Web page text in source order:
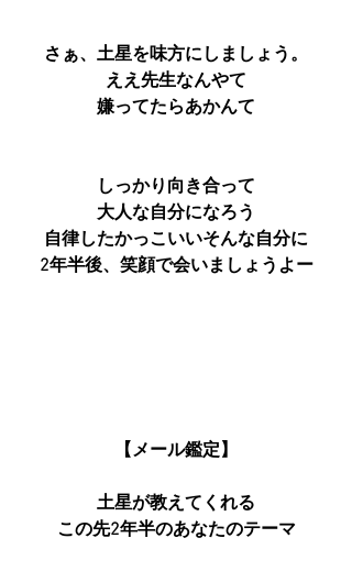
さぁ、土星を味方にしましょう。
ええ先生なんやて
嫌ってたらあかんて
しっかり向き合って
大人な自分になろう
自律したかっこいいそんな自分に
2年半後、笑顔で会いましょうよー
【メール鑑定】
土星が教えてくれる
この先2年半のあなたのテーマ